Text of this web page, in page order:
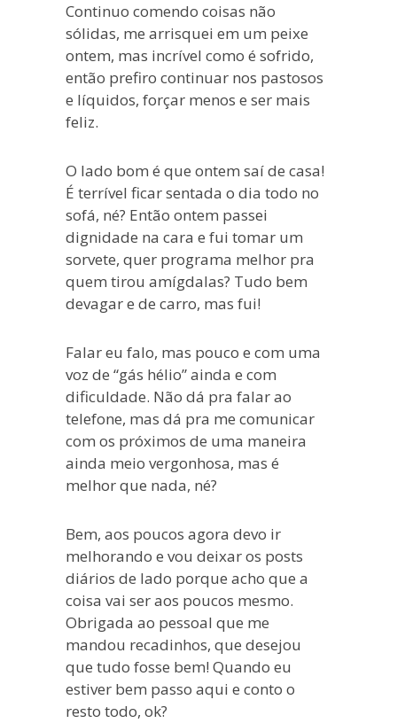
Continuo comendo coisas não
sólidas, me arrisquei em um peixe
ontem, mas incrível como é sofrido,
então prefiro continuar nos pastosos
e líquidos, forçar menos e ser mais
feliz.
O lado bom é que ontem saí de casa!
É terrível ficar sentada o dia todo no
sofá, né? Então ontem passei
dignidade na cara e fui tomar um
sorvete, quer programa melhor pra
quem tirou amígdalas? Tudo bem
devagar e de carro, mas fui!
Falar eu falo, mas pouco e com uma
voz de “gás hélio” ainda e com
dificuldade. Não dá pra falar ao
telefone, mas dá pra me comunicar
com os próximos de uma maneira
ainda meio vergonhosa, mas é
melhor que nada, né?
Bem, aos poucos agora devo ir
melhorando e vou deixar os posts
diários de lado porque acho que a
coisa vai ser aos poucos mesmo.
Obrigada ao pessoal que me
mandou recadinhos, que desejou
que tudo fosse bem! Quando eu
estiver bem passo aqui e conto o
resto todo, ok?